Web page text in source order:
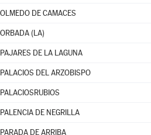
OLMEDO DE CAMACES
ORBADA (LA)
PAJARES DE LA LAGUNA
PALACIOS DEL ARZOBISPO
PALACIOSRUBIOS
PALENCIA DE NEGRILLA
PARADA DE ARRIBA